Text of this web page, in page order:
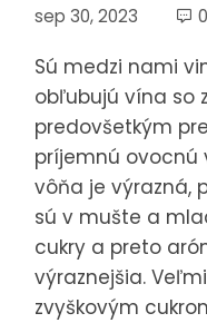
sep 30, 2023
Sú medzi nami
obľubujú vína so
predovšetkým
príjemnú ovocnú
vôňa je výrazná,
sú v mušte a
cukry a preto
výraznejšia.
zvyškovým